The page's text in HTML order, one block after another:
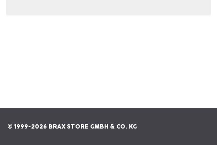
© 1999-2026 BRAX STORE GMBH & CO. KG